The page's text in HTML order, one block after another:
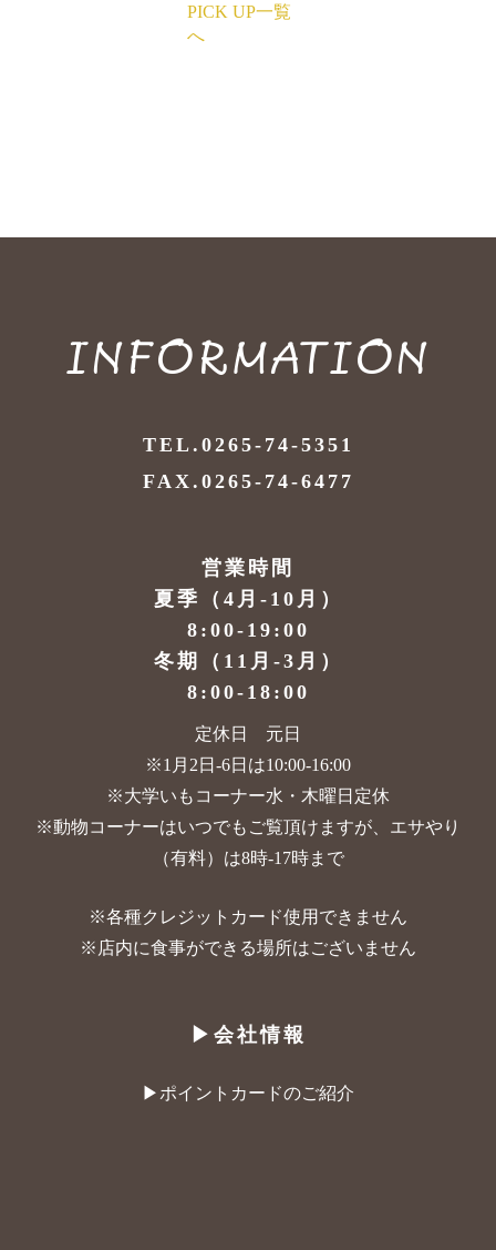
PICK UP一覧
へ
INFORMATION
TEL.0265-74-5351
FAX.0265-74-6477
営業時間
夏季（4月-10月）
8:00-19:00
冬期（11月-3月）
8:00-18:00
定休日 元日
※1月2日-6日は10:00-16:00
※大学いもコーナー水・木曜日定休
※動物コーナーはいつでもご覧頂けますが、 エサやり
（有料）は8時-17時まで
※各種クレジットカード使用できません
※店内に食事ができる場所はございません
▶︎会社情報
▶︎ポイントカードのご紹介